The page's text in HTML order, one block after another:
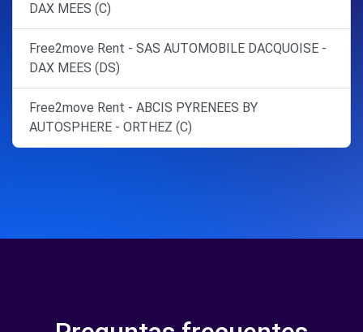
DAX MEES (C)
Free2move Rent - SAS AUTOMOBILE DACQUOISE -
DAX MEES (DS)
Free2move Rent - ABCIS PYRENEES BY
AUTOSPHERE - ORTHEZ (C)